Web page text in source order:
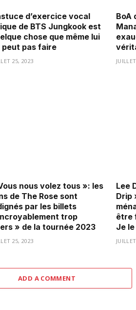
d’exercice vocal
de BTS Jungkook est
chose que même lui
peut pas faire
25, 2023
BoA
nous volez tous »: les
de The Rose sont
par les billets
trop
» de la tournée 2023
25, 2023
Lee
Drip
être
Je
ADD A COMMENT